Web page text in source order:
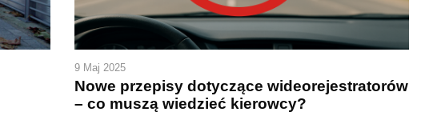
9 Maj 2025
Nowe przepisy dotyczące wideorejestratorów
– co muszą wiedzieć kierowcy?